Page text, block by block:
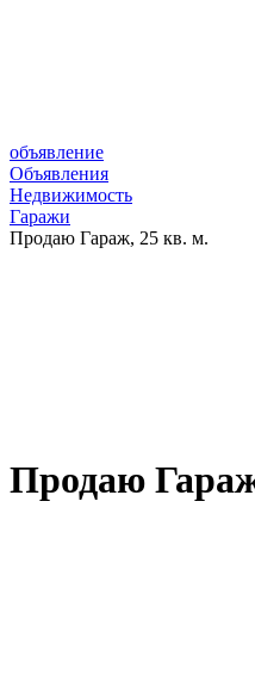
объявление
Объявления
Недвижимость
Гаражи
Продаю Гараж, 25 кв. м.
Продаю